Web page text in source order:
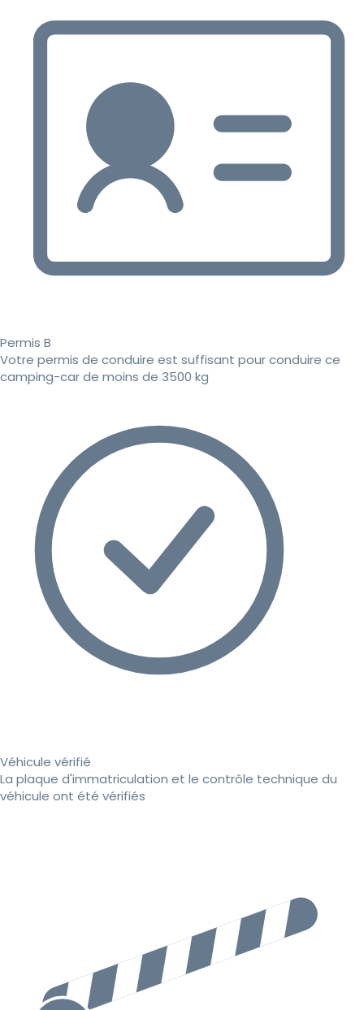
Permis B
Votre permis de conduire est suffisant pour conduire ce
camping-car de moins de 3500 kg
Véhicule vérifié
La plaque d'immatriculation et le contrôle technique du
véhicule ont été vérifiés